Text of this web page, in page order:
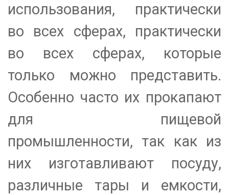
использования, практически
во всех сферах, практически
во всех сферах, которые
только можно представить.
Особенно часто их прокапают
для пищевой
промышленности, так как из
них изготавливают посуду,
различные тары и емкости,